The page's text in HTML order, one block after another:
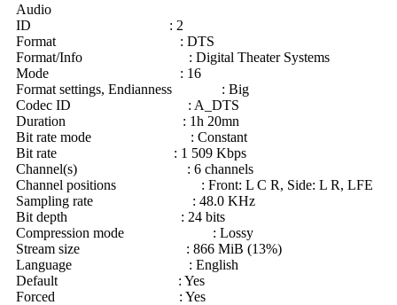
Audio
ID : 2
Format : DTS
Format/Info : Digital Theater Systems
Mode : 16
Format settings, Endianness : Big
Codec ID : A_DTS
Duration : 1h 20mn
Bit rate mode : Constant
Bit rate : 1 509 Kbps
Channel(s) : 6 channels
Channel positions : Front: L C R, Side: L R, LFE
Sampling rate : 48.0 KHz
Bit depth : 24 bits
Compression mode : Lossy
Stream size : 866 MiB (13%)
Language : English
Default : Yes
Forced : Yes